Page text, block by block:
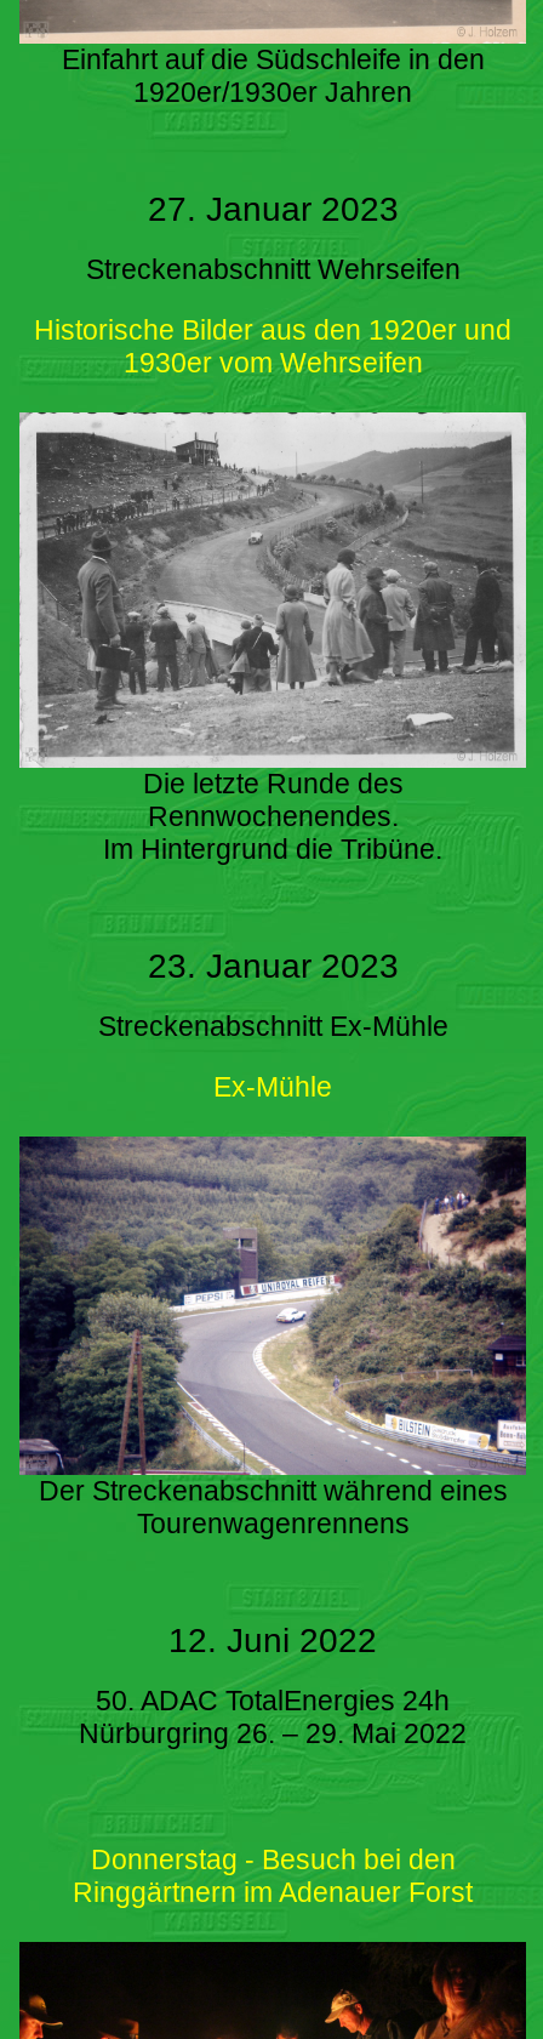
Einfahrt auf die Südschleife in den
1920er/1930er Jahren
27. Januar 2023
Streckenabschnitt Wehrseifen
Historische Bilder aus den 1920er und
1930er vom Wehrseifen
Die letzte Runde des
Rennwochenendes.
Im Hintergrund die Tribüne.
23. Januar 2023
Streckenabschnitt Ex-Mühle
Ex-Mühle
Der Streckenabschnitt während eines
Tourenwagenrennens
12. Juni 2022
50. ADAC TotalEnergies 24h
Nürburgring 26. – 29. Mai 2022
Donnerstag - Besuch bei den
Ringgärtnern im Adenauer Forst